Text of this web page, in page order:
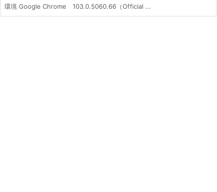
環境 Google Chrome 103.0.5060.66（Official ...